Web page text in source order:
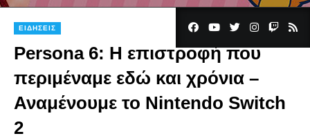
ΕΙΔΉΣΕΙΣ
Persona 6: Η επιστροφή που
περιμέναμε εδώ και χρόνια –
Αναμένουμε το Nintendo Switch
2